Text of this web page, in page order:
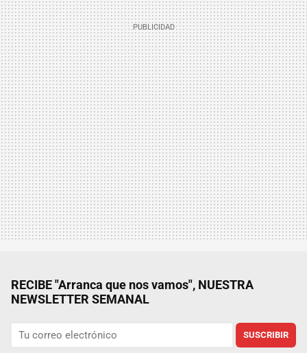
RECIBE "Arranca que nos vamos", NUESTRA
NEWSLETTER SEMANAL
SUSCRIBIR